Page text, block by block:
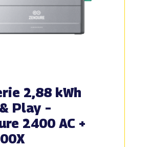
2,88 kWh
Play –
2400 AC +